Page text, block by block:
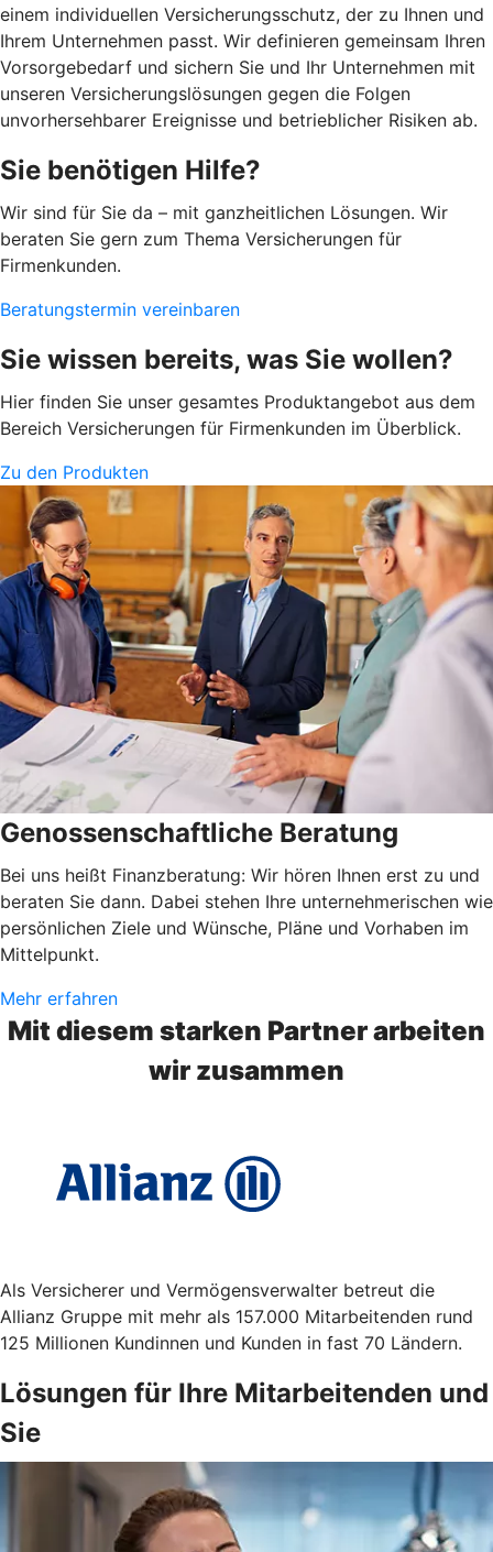
einem individuellen Versicherungsschutz, der zu Ihnen und
Ihrem Unternehmen passt. Wir definieren gemeinsam Ihren
Vorsorgebedarf und sichern Sie und Ihr Unternehmen mit
unseren Versicherungslösungen gegen die Folgen
unvorhersehbarer Ereignisse und betrieblicher Risiken ab.
Sie benötigen Hilfe?
Wir sind für Sie da – mit ganzheitlichen Lösungen. Wir
beraten Sie gern zum Thema Versicherungen für
Firmenkunden.
Beratungstermin vereinbaren
Sie wissen bereits, was Sie wollen?
Hier finden Sie unser gesamtes Produktangebot aus dem
Bereich Versicherungen für Firmenkunden im Überblick.
Zu den Produkten
Genossenschaftliche Beratung
Bei uns heißt Finanzberatung: Wir hören Ihnen erst zu und
beraten Sie dann. Dabei stehen Ihre unternehmerischen wie
persönlichen Ziele und Wünsche, Pläne und Vorhaben im
Mittelpunkt.
Mehr erfahren
Mit diesem starken Partner arbeiten
wir zusammen
Als Versicherer und Vermögensverwalter betreut die
Allianz Gruppe mit mehr als 157.000 Mitarbeitenden rund
125 Millionen Kundinnen und Kunden in fast 70 Ländern.
Lösungen für Ihre Mitarbeitenden und
Sie